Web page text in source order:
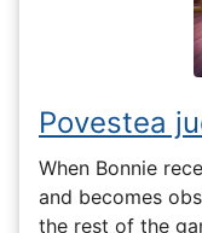
Povestea
When Bonnie
and becomes
the rest of the